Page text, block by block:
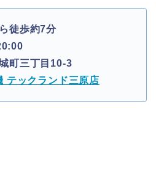
徒歩約7分
町三丁目10-3
テックランド三原店